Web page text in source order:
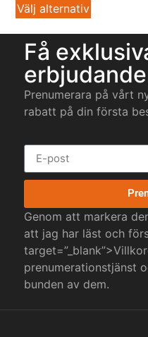
Välj alternativ
Få
Prenumerara på vårt
rabatt på din första
Genom att markera
att jag har läst och
prenumerationstjänst
bunden av dem.